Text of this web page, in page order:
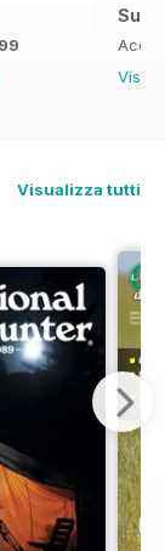
Vista
Visualizza tutti